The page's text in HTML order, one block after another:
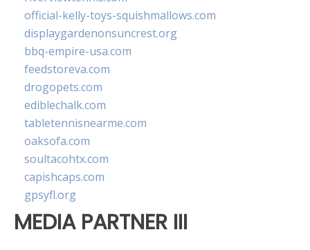
official-kelly-toys-squishmallows.com
displaygardenonsuncrest.org
bbq-empire-usa.com
feedstoreva.com
drogopets.com
ediblechalk.com
tabletennisnearme.com
oaksofa.com
soultacohtx.com
capishcaps.com
gpsyfl.org
MEDIA PARTNER III